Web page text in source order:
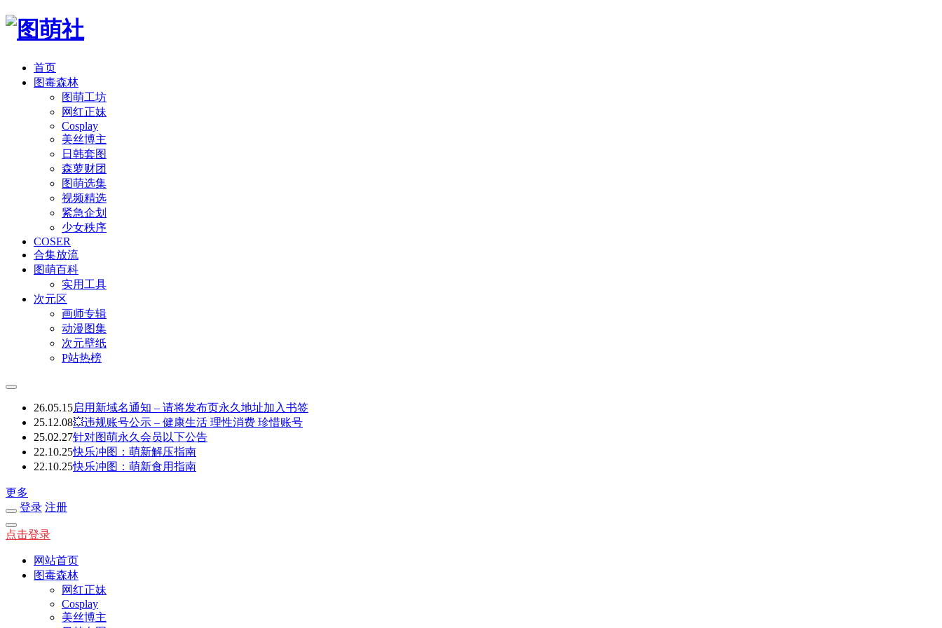
首页
图毒森林
图萌工坊
网红正妹
Cosplay
美丝博主
日韩套图
森萝财团
图萌选集
视频精选
紧急企划
少女秩序
COSER
合集放流
图萌百科
实用工具
次元区
画师专辑
动漫图集
次元壁纸
P站热榜
26.05.15启用新域名通知 – 请将发布页永久地址加入书签
25.12.08💥违规账号公示 – 健康生活 理性消费 珍惜账号
25.02.27针对图萌永久会员以下公告
22.10.25快乐冲图：萌新解压指南
22.10.25快乐冲图：萌新食用指南
更多
登录 注册
点击登录
网站首页
图毒森林
网红正妹
Cosplay
美丝博主